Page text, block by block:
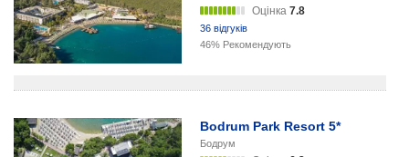
Оцінка 7.8
36 відгуків
46% Рекомендують
Bodrum Park Resort 5*
Бодрум